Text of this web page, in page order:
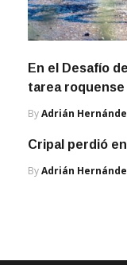
En el Desafío
tarea roquense
ByAdrián
Cripal perdió
ByAdrián